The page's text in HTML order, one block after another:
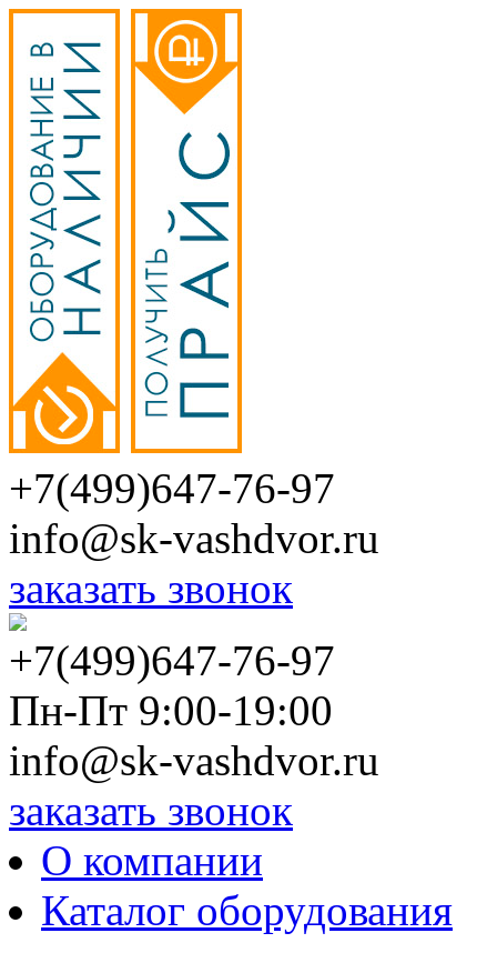
+7(499)647-76-97
info@sk-vashdvor.ru
заказать звонок
+7(499)647-76-97
Пн-Пт 9:00-19:00
info@sk-vashdvor.ru
заказать звонок
О компании
Каталог оборудования